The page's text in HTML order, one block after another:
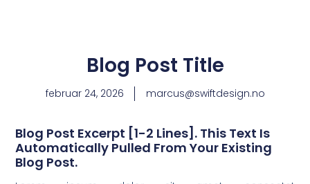
Blog Post Title
februar 24, 2026 marcus@swiftdesign.no
Blog Post Excerpt [1-2 Lines]. This Text Is
Automatically Pulled From Your Existing
Blog Post.